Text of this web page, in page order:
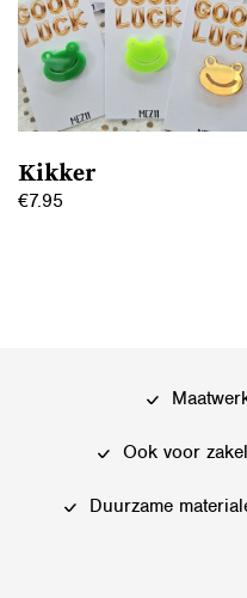
Kikker
€7.95
Ook voor
Duurzame